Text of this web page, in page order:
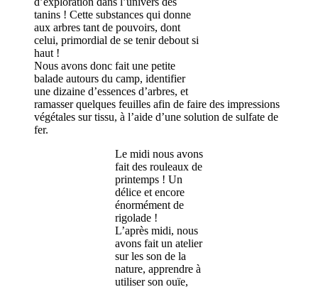
tanins ! Cette substances qui donne
aux arbres tant de pouvoirs, dont
celui, primordial de se tenir debout si
haut !
Nous avons donc fait une petite
balade autours du camp, identifier
une dizaine d’essences d’arbres, et
ramasser quelques feuilles afin de faire des impressions
végétales sur tissu, à l’aide d’une solution de sulfate de
fer.
Le midi nous avons
fait des rouleaux de
printemps ! Un
délice et encore
énormément de
rigolade !
L’après midi, nous
avons fait un atelier
sur les son de la
nature, apprendre à
utiliser son ouïe,